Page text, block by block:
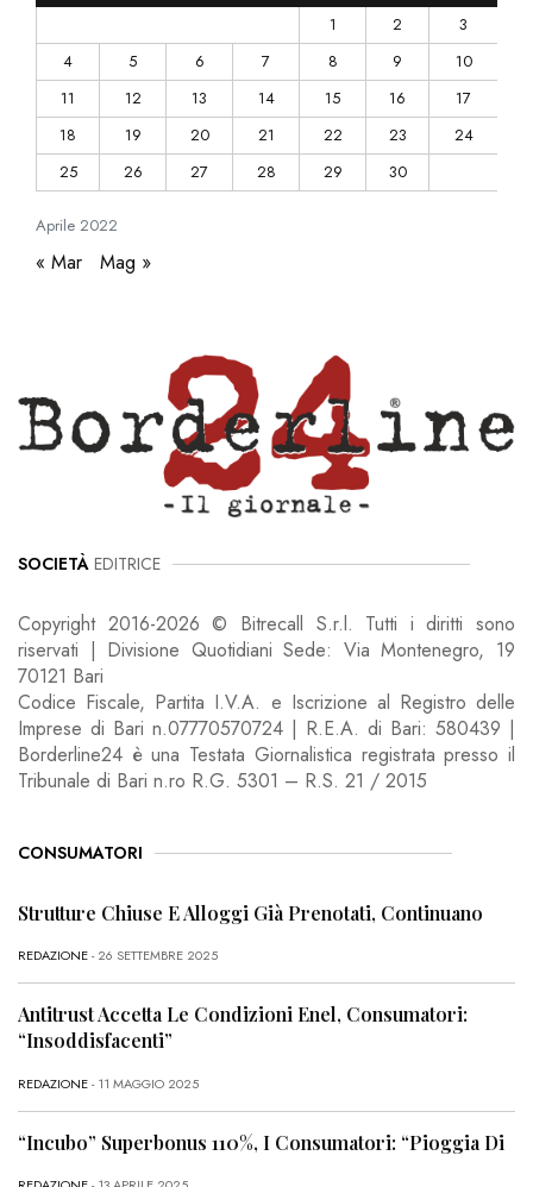
Aprile 2022
1
2
3
4
5 6 7 8 9
10
11
12 13 14 15 16
17
18
19 20 21 22 23
24
25
26 27 28 29 30
« Mar Mag »
SOCIETÀ EDITRICE
Copyright 2016-2026 © Bitrecall S.r.l. Tutti i diritti sono
riservati | Divisione Quotidiani Sede: Via Montenegro, 19
70121 Bari
Codice Fiscale, Partita I.V.A. e Iscrizione al Registro delle
Imprese di Bari n.07770570724 | R.E.A. di Bari: 580439 |
Borderline24 è una Testata Giornalistica registrata presso il
Tribunale di Bari n.ro R.G. 5301 – R.S. 21 / 2015
CONSUMATORI
Strutture Chiuse E Alloggi Già Prenotati, Continuano
REDAZIONE- 26 SETTEMBRE 2025
Antitrust Accetta Le Condizioni Enel, Consumatori:
“Insoddisfacenti”
REDAZIONE- 11 MAGGIO 2025
“Incubo” Superbonus 110%, I Consumatori: “Pioggia Di